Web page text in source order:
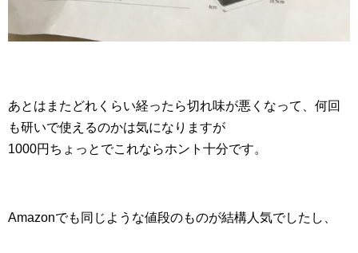
あとはまたどれくらい経ったら切れ味が悪くなって、何回
も研いで使えるのかは気になりますが
1000円ちょっとでこれならホント十分です。
Amazonでも同じような値段のものが結構人気でしたし、